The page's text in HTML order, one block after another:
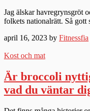
Jag älskar havregrynsgröt
folkets nationalrätt. Så
april 16, 2023 by Fitnessfia
Kost och mat
Är broccoli
vad du väntar